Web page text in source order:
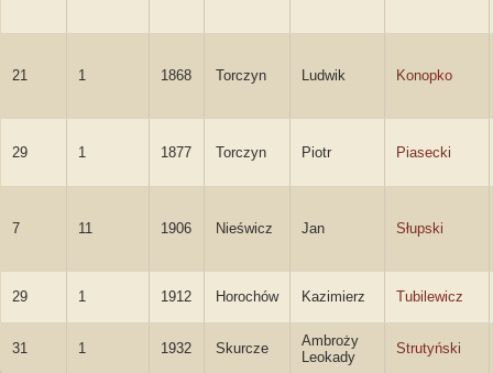
21 1 1868 Torczyn Ludwik Konopko
29 1 1877 Torczyn Piotr Piasecki
7 11 1906 Nieświcz Jan Słupski
29 1 1912 Horochów Kazimierz Tubilewicz
31 1 1932 Skurcze
Ambroży
Leokady
Strutyński